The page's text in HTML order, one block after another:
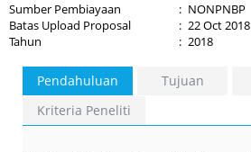
Sumber Pembiayaan : NONPNBP
Batas Upload Proposal
: 22 Oct 2018
Tahun
: 2018
Pendahuluan Tujuan
Kriteria Peneliti